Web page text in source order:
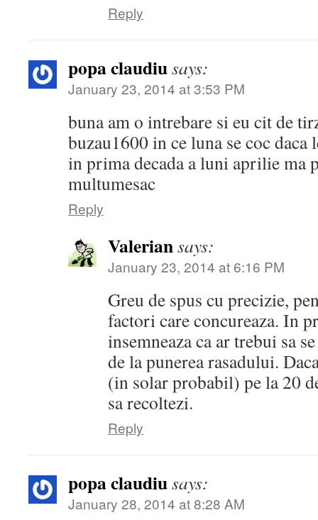
Reply
popa claudiusays:
January 23, 2014 at 3:53 PM
buna am o intrebare si eu cit de
buzau1600 in ce luna se coc
in prima decada a luni aprilie ma
multumesac
Reply
Valeriansays:
January 23, 2014 at 6:16 PM
Greu de spus cu precizie,
factori care concureaza. In
insemneaza ca ar trebui sa
de la punerea rasadului.
(in solar probabil) pe la 20
sa recoltezi.
Reply
popa claudiusays:
January 28, 2014 at 8:28 AM